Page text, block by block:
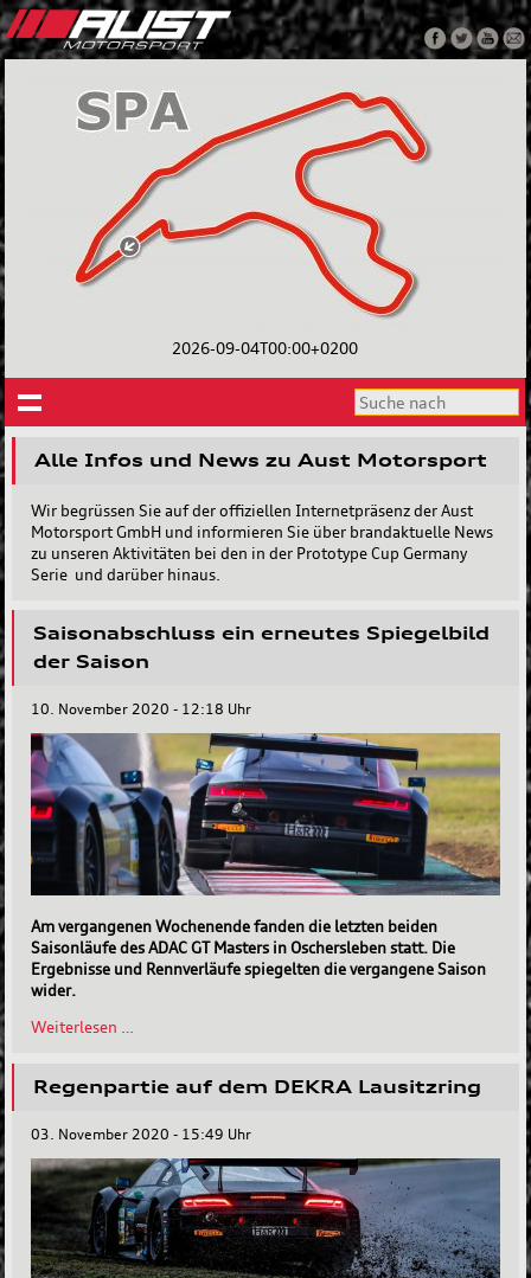
2026-09-04T00:00+0200
Alle Infos und News zu Aust Motorsport
Wir begrüssen Sie auf der offiziellen Internetpräsenz der Aust
Motorsport GmbH und informieren Sie über brandaktuelle News
zu unseren Aktivitäten bei den in der Prototype Cup Germany
Serie und darüber hinaus.
Saisonabschluss ein erneutes Spiegelbild
der Saison
10. November 2020 - 12:18 Uhr
Am vergangenen Wochenende fanden die letzten beiden
Saisonläufe des ADAC GT Masters in Oschersleben statt. Die
Ergebnisse und Rennverläufe spiegelten die vergangene Saison
wider.
Weiterlesen …
Spiegelbild
Saison
Regenpartie auf dem DEKRA Lausitzring
03. November 2020 - 15:49 Uhr